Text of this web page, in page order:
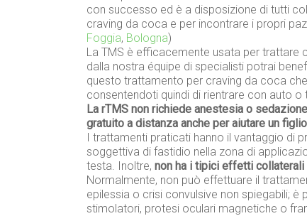
con successo ed è a disposizione di tutti
craving da coca e per incontrare i propri
Foggia, Bologna)
La TMS è efficacemente usata per
dalla nostra équipe di specialisti potrai
questo trattamento per craving da coca
consentendoti quindi di rientrare con auto
La rTMS non richiede anestesia o
gratuito a distanza anche per aiutare un
I trattamenti praticati hanno il vantaggio di
soggettiva di fastidio nella zona di
testa. Inoltre, non ha i tipici effetti
Normalmente, non può effettuare il
epilessia o crisi convulsive non spiegabili;
stimolatori, protesi oculari magnetiche o